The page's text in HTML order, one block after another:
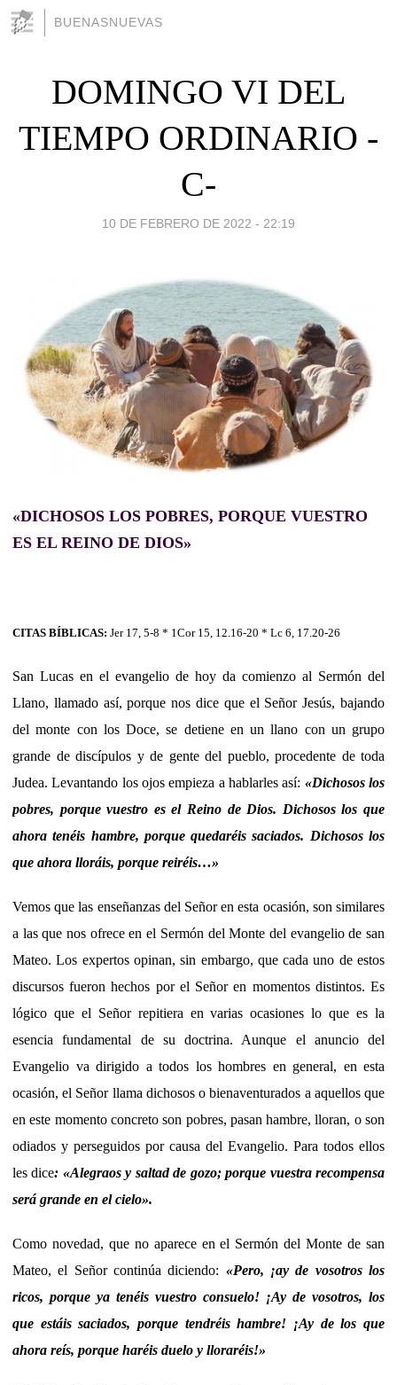
BUENASNUEVAS
DOMINGO VI DEL
TIEMPO ORDINARIO -
C-
10 DE FEBRERO DE 2022 - 22:19
«DICHOSOS LOS POBRES, PORQUE VUESTRO
ES EL REINO DE DIOS»
CITAS BÍBLICAS: Jer 17, 5-8 * 1Cor 15, 12.16-20 * Lc 6, 17.20-26
San Lucas en el evangelio de hoy da comienzo al Sermón del
Llano, llamado así, porque nos dice que el Señor Jesús, bajando
del monte con los Doce, se detiene en un llano con un grupo
grande de discípulos y de gente del pueblo, procedente de toda
Judea. Levantando los ojos empieza a hablarles así: «Dichosos los
pobres, porque vuestro es el Reino de Dios. Dichosos los que
ahora tenéis hambre, porque quedaréis saciados. Dichosos los
que ahora lloráis, porque reiréis…»
Vemos que las enseñanzas del Señor en esta ocasión, son similares
a las que nos ofrece en el Sermón del Monte del evangelio de san
Mateo. Los expertos opinan, sin embargo, que cada uno de estos
discursos fueron hechos por el Señor en momentos distintos. Es
lógico que el Señor repitiera en varias ocasiones lo que es la
esencia fundamental de su doctrina. Aunque el anuncio del
Evangelio va dirigido a todos los hombres en general, en esta
ocasión, el Señor llama dichosos o bienaventurados a aquellos que
en este momento concreto son pobres, pasan hambre, lloran, o son
odiados y perseguidos por causa del Evangelio. Para todos ellos
les dice: «Alegraos y saltad de gozo; porque vuestra recompensa
será grande en el cielo».
Como novedad, que no aparece en el Sermón del Monte de san
Mateo, el Señor continúa diciendo: «Pero, ¡ay de vosotros los
ricos, porque ya tenéis vuestro consuelo! ¡Ay de vosotros, los
que estáis saciados, porque tendréis hambre! ¡Ay de los que
ahora reís, porque haréis duelo y lloraréis!»